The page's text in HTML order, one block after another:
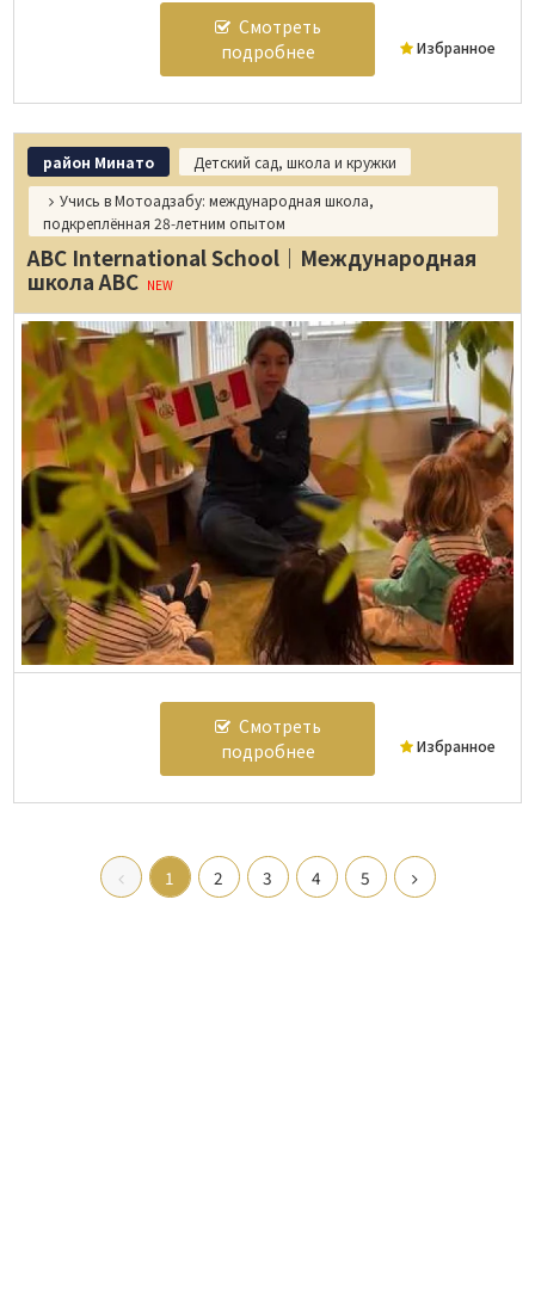
Избранное
Смотреть
подробнее
район Минато
Детский сад, школа и кружки
Учись в Мотоадзабу: международная школа,
подкреплённая 28‑летним опытом
Избранное
ABC International School｜Международная
школа ABC NEW
Смотреть
подробнее
1 2 3 4 5